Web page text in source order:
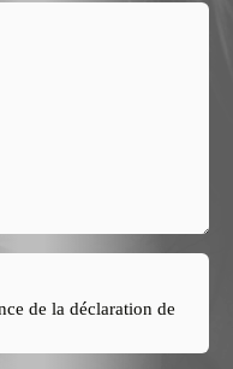
de la déclaration de